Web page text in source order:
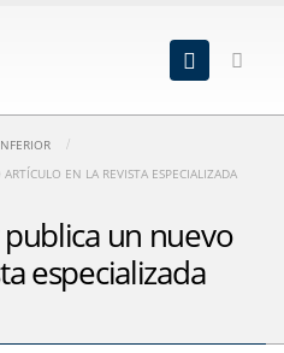
EN LA REVISTA ESPECIALIZADA
publica un nuevo
especializada